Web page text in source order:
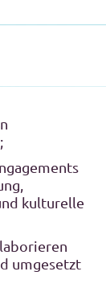
kulturelle
umgesetzt